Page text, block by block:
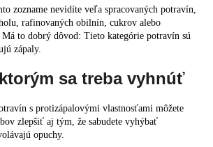
zozname nevidíte veľa spracovaných potravín,
rafinovaných obilnín, cukrov alebo
to dobrý dôvod: Tieto kategórie potravín sú
zápaly.
sa treba vyhnúť
s protizápalovými vlastnosťami môžete
zlepšiť aj tým, že sabudete vyhýbať
opuchy.